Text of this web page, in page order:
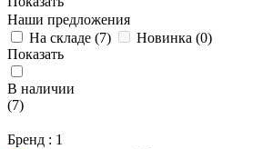
Наши предложения
На складе (7) Новинка (0)
Показать
В наличии
(7)
Бренд : 1